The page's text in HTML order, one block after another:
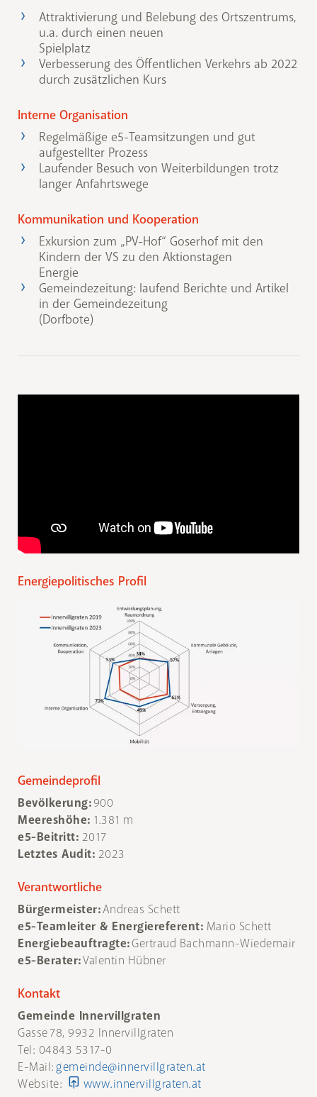
Attraktivierung und Belebung des Ortszentrums,
u.a. durch einen neuen
Spielplatz
Verbesserung des Öffentlichen Verkehrs ab 2022
durch zusätzlichen Kurs
Interne Organisation
Regelmäßige e5-Teamsitzungen und gut
aufgestellter Prozess
Laufender Besuch von Weiterbildungen trotz
langer Anfahrtswege
Kommunikation und Kooperation
Exkursion zum „PV-Hof“ Goserhof mit den
Kindern der VS zu den Aktionstagen
Energie
Gemeindezeitung: laufend Berichte und Artikel
in der Gemeindezeitung
(Dorfbote)
Energiepolitisches Profil
Gemeindeprofil
Bevölkerung:900
Meereshöhe: 1.381 m
e5-Beitritt: 2017
Letztes Audit: 2023
Verantwortliche
Bürgermeister:Andreas Schett
e5-Teamleiter & Energiereferent: Mario Schett
Energiebeauftragte:Gertraud Bachmann-Wiedemair
e5-Berater:Valentin Hübner
Kontakt
Gemeinde Innervillgraten
Gasse 78, 9932 Innervillgraten
Tel: 04843 5317-0
E-Mail: gemeinde@innervillgraten.at
Website:
www.innervillgraten.at